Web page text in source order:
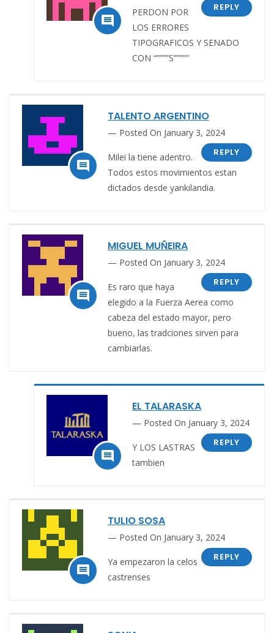

REPLY
PERDON POR
LOS ERRORES
TIPOGRAFICOS Y SENADO
CON “””””S”””””

TALENTO ARGENTINO
Posted On January 3, 2024
REPLY
Milei la tiene adentro.
Todos estos movimientos estan
dictados desde yankilandia.

MIGUEL MUÑEIRA
Posted On January 3, 2024
REPLY
Es raro que haya
elegido a la Fuerza Aerea como
cabeza del estado mayor, pero
bueno, las tradciones sirven para
cambiarlas.

EL TALARASKA
Posted On January 3, 2024
REPLY
Y LOS LASTRAS
tambien

TULIO SOSA
Posted On January 3, 2024
REPLY
Ya empezaron la celos
castrenses